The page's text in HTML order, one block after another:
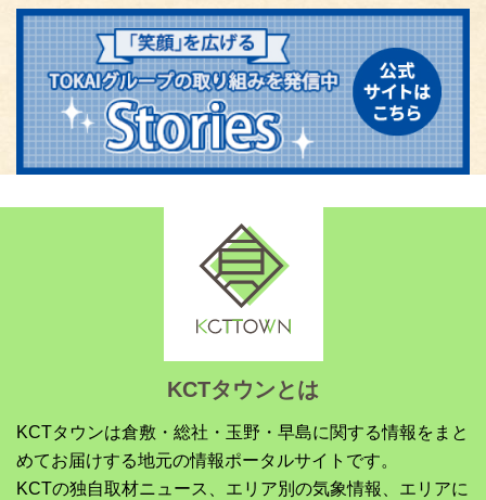
KCTタウンとは
KCTタウンは倉敷・総社・玉野・早島に関する情報をまと
めてお届けする地元の情報ポータルサイトです。
KCTの独自取材ニュース、エリア別の気象情報、エリアに